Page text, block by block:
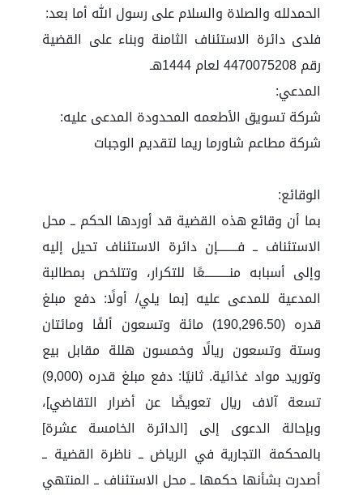
الحمدلله والصلاة والسلام على رسول الله أما بعد:
فلدى دائرة الاستئناف الثامنة وبناء على القضية
رقم 4470075208 لعام 1444هـ
المدعي:
شركة تسويق الأطعمه المحدودة المدعى عليه:
شركة مطاعم شاورما ريما لتقديم الوجبات
الوقائع:
بما أن وقائع هذه القضية قد أوردها الحكم ــ محل
الاستئناف ــ فــــــــإن دائرة الاستئناف تحيل إليه
وإلى أسبابه منــــــــــعًا للتكرار، وتتلخص بمطالبة
المدعية للمدعى عليه [بما يلي/ أولًا: دفع مبلغ
قدره (190,296.50) مائة وتسعون ألفًا ومائتان
وستة وتسعون ريالًا وخمسون هللة مقابل بيع
وتوريد مواد غذائية. ثانيًا: دفع مبلغ قدره (9,000)
تسعة آلاف ريال تعويضًا عن أضرار التقاضي]،
وبإحالة الدعوى إلى [الدائرة الخامسة عشرة]
بالمحكمة التجارية في الرياض ــ ناظرة القضية ــ
أصدرت بشأنها حكمها ــ محل الاستئناف ــ المنتهي